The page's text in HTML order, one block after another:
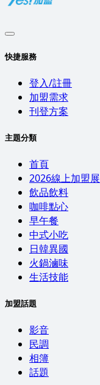
快捷服務
登入/註冊
加盟需求
刊登方案
主題分類
首頁
2026線上加盟展
飲品飲料
咖啡點心
早午餐
中式小吃
日韓異國
火鍋滷味
生活技能
加盟話題
影音
民調
相簿
話題